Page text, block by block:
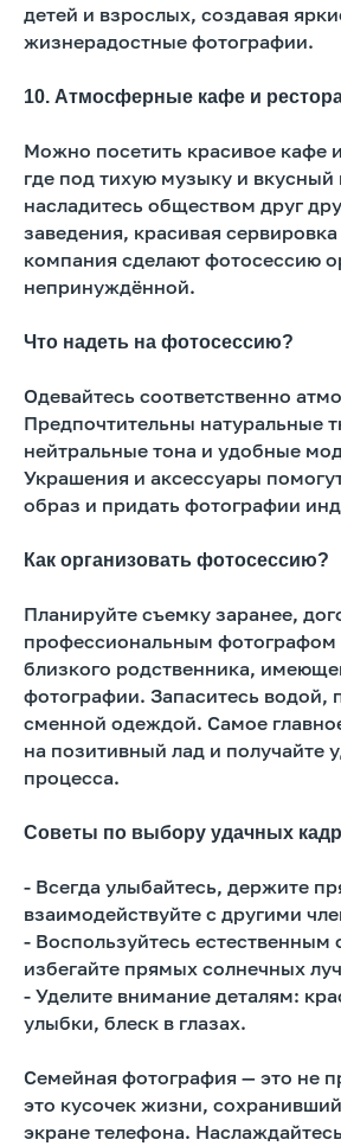
детей и взрослых, создавая
жизнерадостные фотографии.
10. Атмосферные кафе и
Можно посетить красивое кафе
где под тихую музыку и вкусный
насладитесь обществом друг
заведения, красивая
компания сделают фотосессию
непринуждённой.
Что надеть на фотосессию?
Одевайтесь соответственно
Предпочтительны натуральные
нейтральные тона и удобные
Украшения и аксессуары
образ и придать фотографии
Как организовать фотосессию?
Планируйте съемку заранее,
профессиональным фотографом
близкого родственника,
фотографии. Запаситесь водой,
сменной одеждой. Самое
на позитивный лад и получайте
процесса.
Советы по выбору удачных
- Всегда улыбайтесь, держите
взаимодействуйте с другими
- Воспользуйтесь
избегайте прямых солнечных
- Уделите внимание деталям:
улыбки, блеск в глазах.
Семейная фотография — это не
это кусочек жизни,
экране телефона.